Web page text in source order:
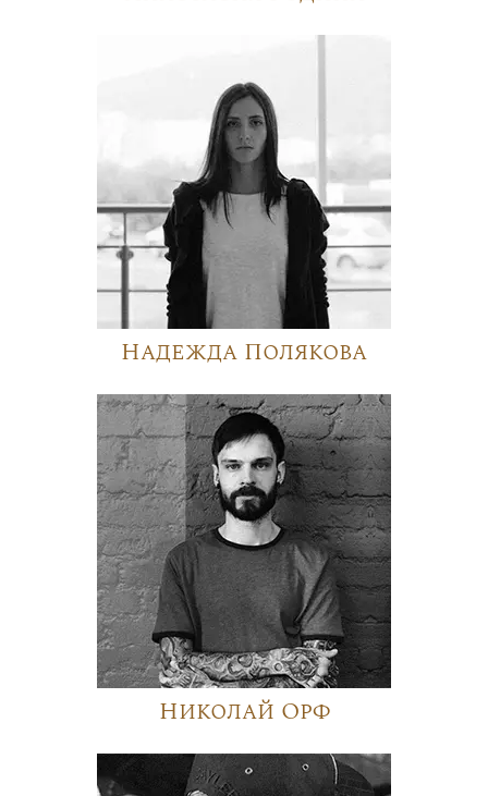
Надежда Полякова
Николай Орф